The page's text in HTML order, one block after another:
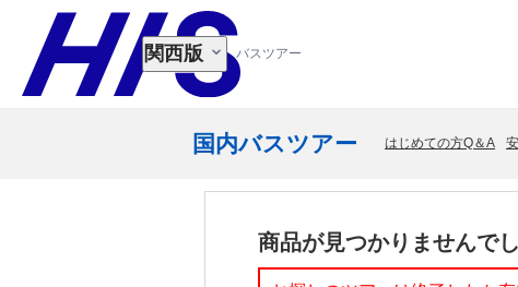
バスツアー
関西版
国内バスツアー はじめての方Q＆A
商品が見つかりませんでし